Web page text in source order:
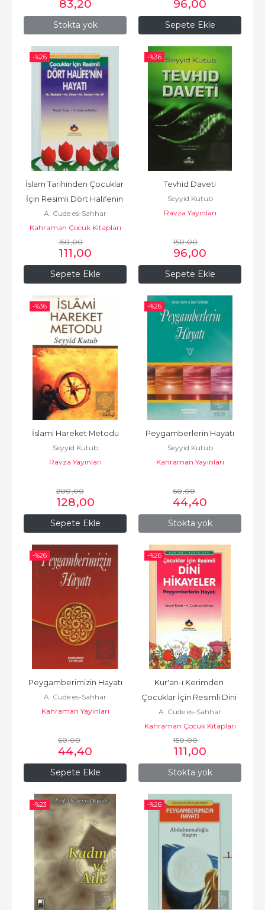
Stokta yok
83,20
Sepete Ekle
96,00
-%26
Sepete Ekle
İslam Tarihinden Çocuklar
İçin Resimli Dört Halifenin
Hayatı
A. Cude es-Sahhar
Kahraman Çocuk Kitapları
150,00
111,00
-%36
Sepete Ekle
Tevhid Daveti
Seyyid Kutub
Ravza Yayınları
150,00
96,00
-%36
Sepete Ekle
İslami Hareket Metodu
Seyyid Kutub
Ravza Yayınları
200,00
128,00
-%26
Stokta yok
Peygamberlerin Hayatı
Seyyid Kutub
Kahraman Yayınları
60,00
44,40
-%26
Sepete Ekle
Peygamberimizin Hayatı
A. Cude es-Sahhar
Kahraman Yayınları
60,00
44,40
-%26
Stokta yok
Kur'an-ı Kerimden
Çocuklar İçin Resimli Dini
Hikayeler
A. Cude es-Sahhar
Kahraman Çocuk Kitapları
150,00
111,00
-%23 -%26